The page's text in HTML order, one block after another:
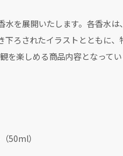
を展開いたします。各香水
ろされたイラストとともに、
楽しめる商品内容となってい
50ml）